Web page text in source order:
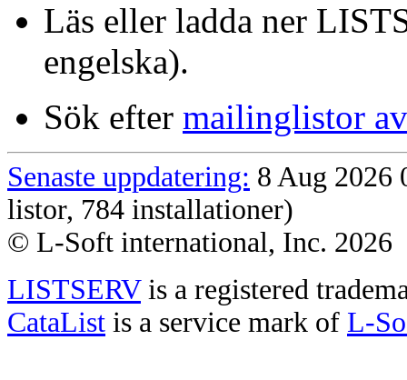
Läs eller ladda ner
engelska).
Sök efter mailinglistor
Senaste uppdatering: 8 Aug 2026
listor, 784 installationer)
© L-Soft international, Inc. 2026
LISTSERVis a registered
CataList is a service mark of L-